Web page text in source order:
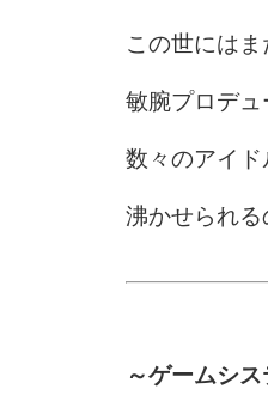
この世には
敏腕プロデュ
数々のアイ
沸かせられる
～ゲームシ